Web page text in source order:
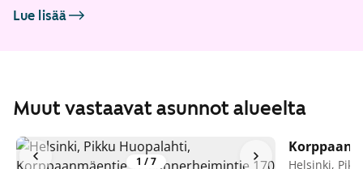
Lue lisää
Muut vastaavat asunnot alueelta
1 /7
Helsinki,